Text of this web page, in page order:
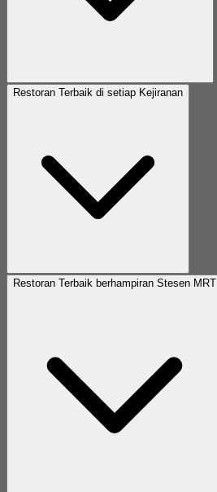
Restoran Terbaik di setiap Kejiranan
Restoran Terbaik berhampiran Stesen MRT